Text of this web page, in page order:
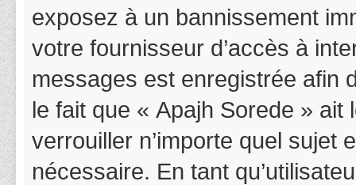
exposez à un bannissement
votre fournisseur d’accès à
messages est enregistrée afin
le fait que « Apajh Sorede »
verrouiller n’importe quel sujet
nécessaire. En tant